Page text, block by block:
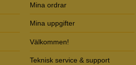
Mina ordrar
Mina uppgifter
Välkommen!
Teknisk service & support